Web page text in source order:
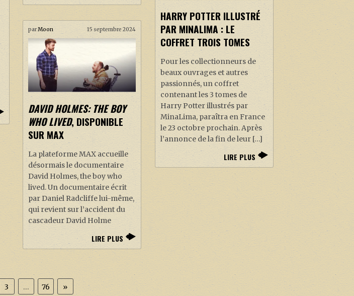
HARRY POTTER ILLUSTRÉ
PAR MINALIMA : LE
COFFRET TROIS TOMES
Pour les collectionneurs de
beaux ouvrages et autres
passionnés, un coffret
contenant les 3 tomes de
Harry Potter illustrés par
MinaLima, paraîtra en France
le 23 octobre prochain. Après
l’annonce de la fin de leur […]
LIRE PLUS
parMoon 15 septembre 2024
DAVID HOLMES: THE BOY
WHO LIVED, DISPONIBLE
SUR MAX
La plateforme MAX accueille
désormais le documentaire
David Holmes, the boy who
lived. Un documentaire écrit
par Daniel Radcliffe lui-même,
qui revient sur l’accident du
cascadeur David Holme
LIRE PLUS
3 … 76 »